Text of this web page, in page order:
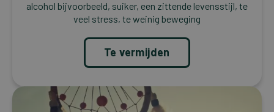
alcohol bijvoorbeeld, suiker, een zittende levensstijl, te
veel stress, te weinig beweging
Te vermijden